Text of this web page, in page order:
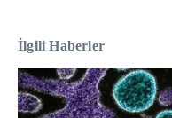
İlgili Haberler